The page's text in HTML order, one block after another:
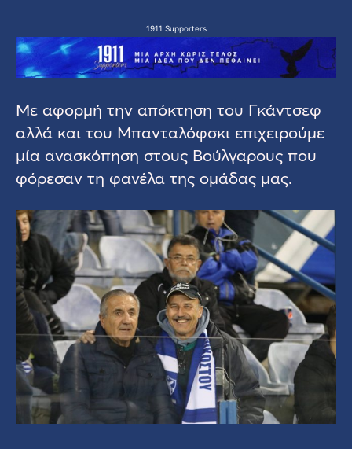
1911 Supporters
Με αφορμή την απόκτηση του Γκάντσεφ
αλλά και του Μπανταλόφσκι επιχειρούμε
μία ανασκόπηση στους Βούλγαρους που
φόρεσαν τη φανέλα της ομάδας μας.